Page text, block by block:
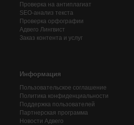
Проверка на антиплагиат
SEO-анализ текста
Проверка орфографии
Адвего Лингвист
Заказ контента и услуг
Информация
Пользовательское соглашение
Политика конфиденциальности
Поддержка пользователей
Партнерская программа
Новости Адвего